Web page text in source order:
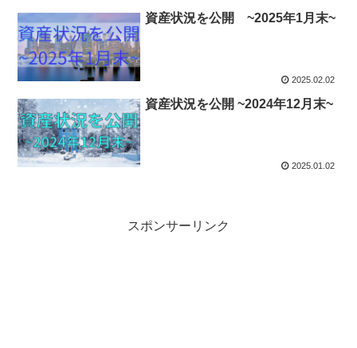
資産状況を公開 ~2025年1月末~
2025.02.02
資産状況を公開 ~2024年12月末~
2025.01.02
スポンサーリンク